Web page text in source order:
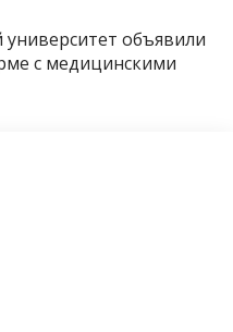
университет объявили
с медицинскими